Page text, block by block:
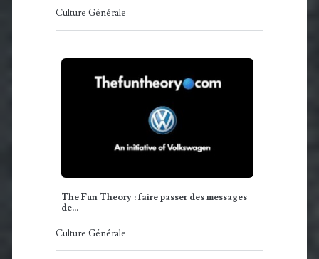
Culture Générale
The Fun Theory : faire passer des messages
de…
Culture Générale